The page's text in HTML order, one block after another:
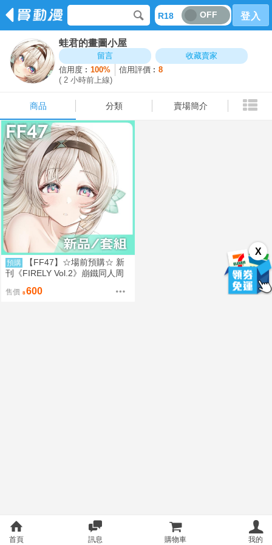
R18 OFF 登入
蛙君的畫圖小屋
留言
收藏賣家
信用度︰100% 信用評價︰8
( 2 小時前上線)
商品 分類 賣場簡介
X
預購
【FF47】☆場前預購☆ 新
刊《FIRELY Vol.2》崩鐵同人周
售價 600
商品 分類
首頁 訊息 購物車 我的